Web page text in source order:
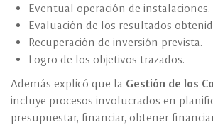
Eventual operación de instalaciones.
Evaluación de los resultados
Recuperación de inversión prevista.
Logro de los objetivos trazados.
Además explicó que la Gestión de los
incluye procesos involucrados en
presupuestar, financiar, obtener